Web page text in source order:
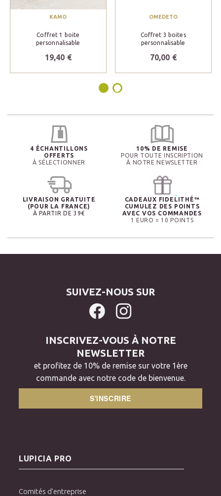
KAMO
Coffret 1 boite
personnalisable
19,40 €
OMEDETO
Coffret 3 boites
personnalisable
70,00 €
4 ÉCHANTILLONS
OFFERTS
À SÉLECTIONNER
10% DE REMISE
POUR TOUTE INSCRIPTION
À NOTRE NEWSLETTER
LIVRAISON GRATUITE
(POUR LA FRANCE)
À PARTIR DE 39€
CADEAUX FIDELITHÉ™
CUMULEZ DES POINTS
AVEC VOS COMMANDES
1 EURO = 10 POINTS
SUIVEZ-NOUS SUR
INSCRIVEZ-VOUS À NOTRE
NEWSLETTER
et profitez de 10% de remise sur votre 1ère
commande avec notre code de bienvenue.
S'INSCRIRE
LUPICIA PRO
Comités d'entreprise